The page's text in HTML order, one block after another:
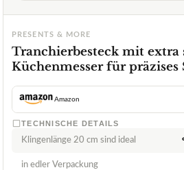
PRESENTS & MORE
Tranchierbesteck mit extra
Küchenmesser für präzises
Amazon
TECHNISCHE DETAILS
Klingenlänge 20 cm sind ideal
in edler Verpackung